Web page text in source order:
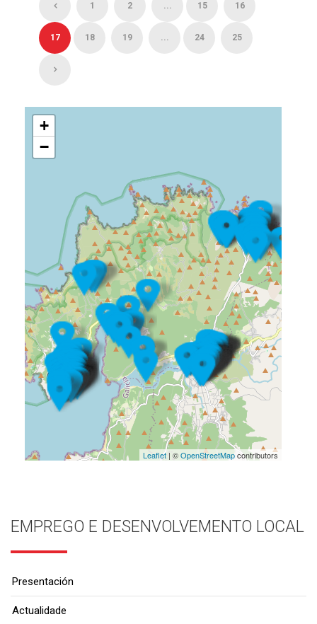
1 2 ... 15 16
17 18 19 ... 24 25
+
−
Leaflet| ©OpenStreetMapcontributors
EMPREGO E DESENVOLVEMENTO LOCAL
Presentación
Actualidade